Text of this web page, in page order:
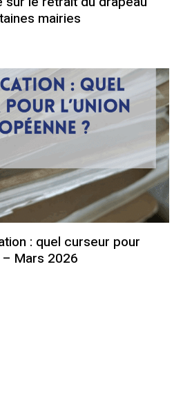
mairies
: quel curseur pour
– Mars 2026